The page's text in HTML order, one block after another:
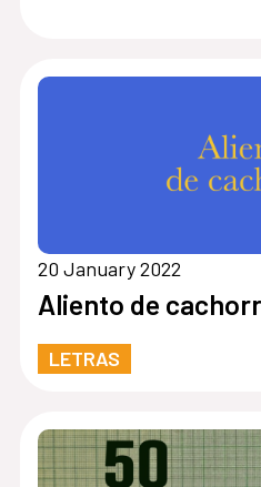
20 January 2022
Aliento de
LETRAS